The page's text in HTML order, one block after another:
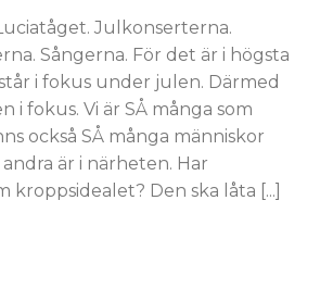
Julkonserterna.
Sångerna. För det är i högsta
i fokus under julen. Därmed
i fokus. Vi är SÅ många som
också SÅ många människor
är i närheten. Har
kroppsidealet? Den ska låta [...]